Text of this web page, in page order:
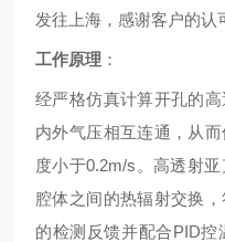
发往上海，感谢客户的认
工作原理 ：
经严格仿真计算开孔的
内外气压相互连通，从
度小于0.2m/s 。高透射
腔体之间的热辐射交换
的检测反馈并配合PID控